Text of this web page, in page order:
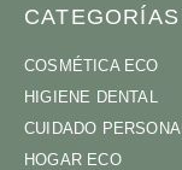
CATEGORÍAS
COSMÉTICA ECO
HIGIENE DENTAL
CUIDADO PERSONAL
HOGAR ECO